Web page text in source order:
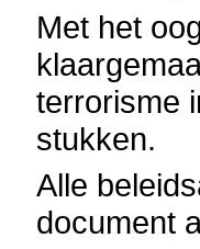
Met het
terrorisme
stukken.
Alle
document